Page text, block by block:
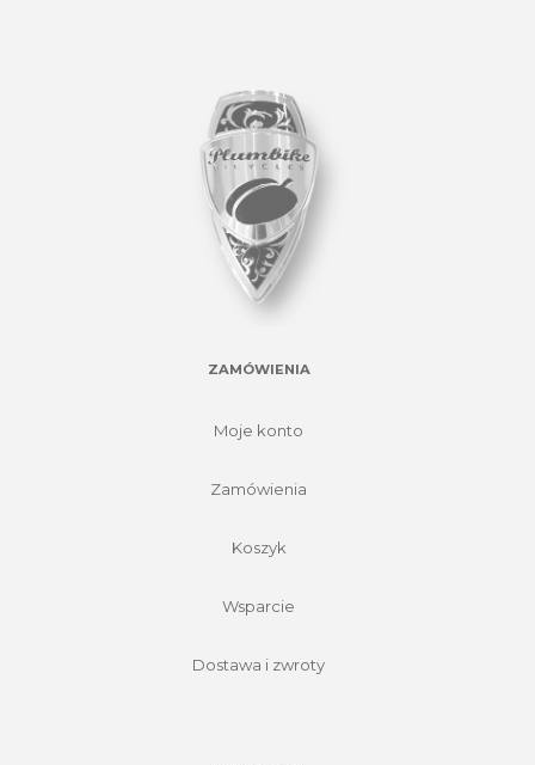
ZAMÓWIENIA
Moje konto
Zamówienia
Koszyk
Wsparcie
Dostawa i zwroty